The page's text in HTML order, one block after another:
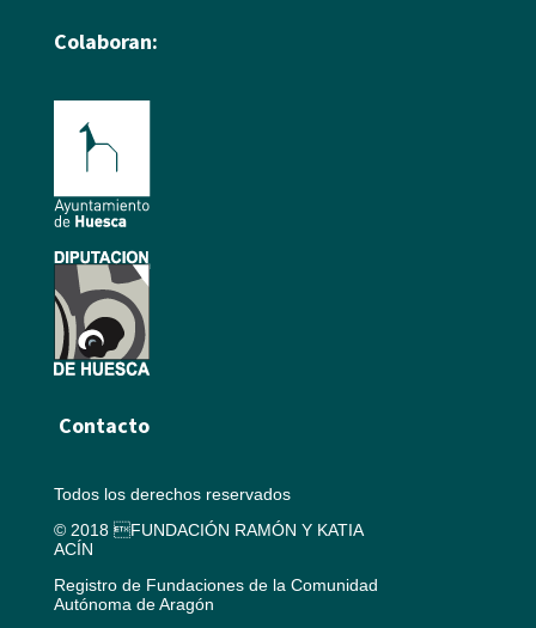
Colaboran:
Contacto
Todos los derechos reservados
© 2018 FUNDACIÓN RAMÓN Y KATIA
ACÍN
Registro de Fundaciones de la Comunidad
Autónoma de Aragón